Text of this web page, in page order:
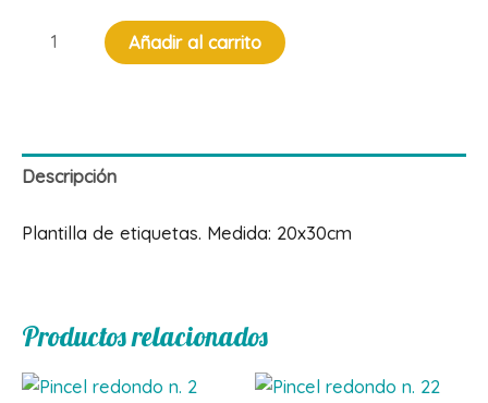
Plantilla
Añadir al carrito
Descripción
Plantilla de etiquetas. Medida: 20x30cm
Productos relacionados